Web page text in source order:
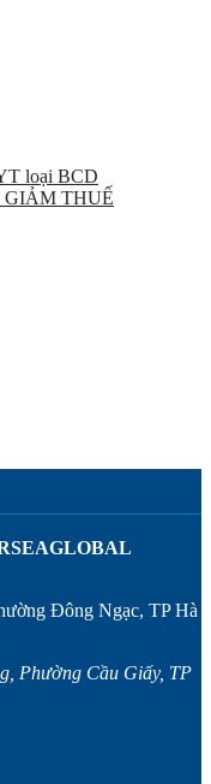
loại BCD
GIẢM THUẾ
Đông Ngạc, TP Hà
Phường Cầu Giấy, TP